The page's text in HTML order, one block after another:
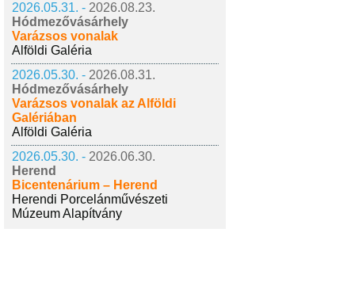
2026.05.31. - 2026.08.23.
Hódmezővásárhely
Varázsos vonalak
Alföldi Galéria
2026.05.30. - 2026.08.31.
Hódmezővásárhely
Varázsos vonalak az Alföldi
Galériában
Alföldi Galéria
2026.05.30. - 2026.06.30.
Herend
Bicentenárium – Herend
Herendi Porcelánművészeti
Múzeum Alapítvány